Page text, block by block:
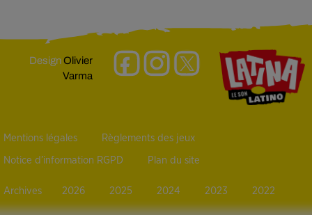
DesignOlivier
Varma
Mentions légales Règlements des jeux
Notice d’information RGPD Plan du site
Archives 2026 2025 2024 2023 2022